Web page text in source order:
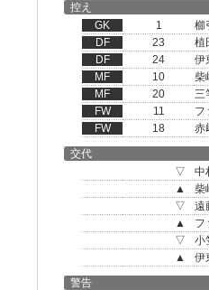
控え
GK
1
DF
23
植
DF
24
MF
10
MF
20
FW
11
フ
FW
18
交代
▽
▲
▽
▲
フ
▽
小
▲
警告